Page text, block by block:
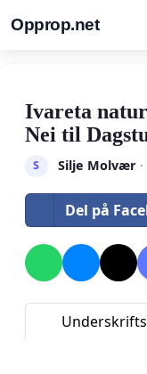
Opprop.net
Ivareta
Nei til
S Silje Molvær·
Del på